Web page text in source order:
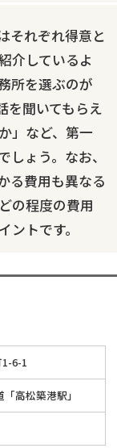
それぞれ得意と
介しているよ
所を選ぶのが
を聞いてもらえ
」など、第一
ょう。なお、
る費用も異なる
の程度の費用
トです。
6-1
高松築港駅」